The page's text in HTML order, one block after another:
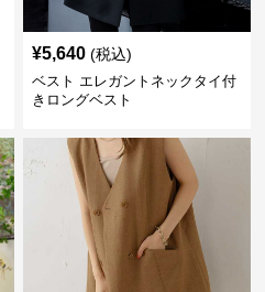
¥5,640 (税込)
ベスト エレガントネックタイ付
きロングベスト